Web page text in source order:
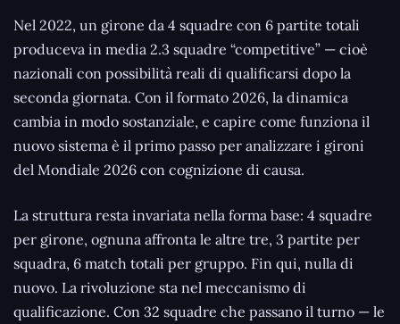
Nel 2022, un girone da 4 squadre con 6 partite totali
produceva in media 2.3 squadre “competitive” — cioè
nazionali con possibilità reali di qualificarsi dopo la
seconda giornata. Con il formato 2026, la dinamica
cambia in modo sostanziale, e capire come funziona il
nuovo sistema è il primo passo per analizzare i gironi
del Mondiale 2026 con cognizione di causa.
La struttura resta invariata nella forma base: 4 squadre
per girone, ognuna affronta le altre tre, 3 partite per
squadra, 6 match totali per gruppo. Fin qui, nulla di
nuovo. La rivoluzione sta nel meccanismo di
qualificazione. Con 32 squadre che passano il turno — le